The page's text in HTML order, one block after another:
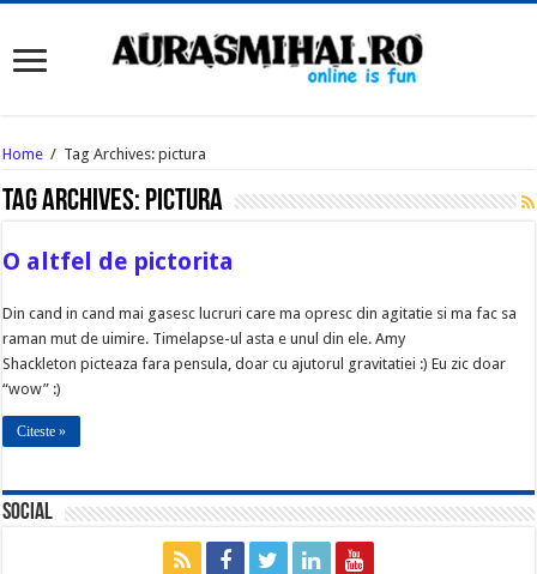
Home / Tag Archives: pictura
Tag Archives: pictura
O altfel de pictorita
Din cand in cand mai gasesc lucruri care ma opresc din agitatie si ma fac sa
raman mut de uimire. Timelapse-ul asta e unul din ele. Amy
Shackleton picteaza fara pensula, doar cu ajutorul gravitatiei :) Eu zic doar
“wow” :)
Citeste »
Social